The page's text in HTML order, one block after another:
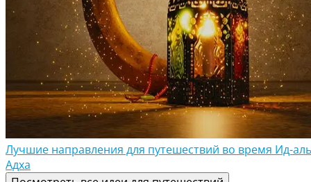
Лучшие направления для путешествий во время Ид-
Адха